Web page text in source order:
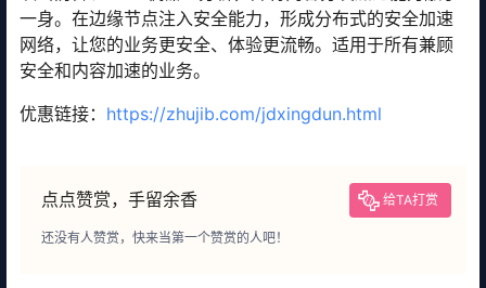
一身。在边缘节点注入安全能力，形成分布式的安全加速
网络，让您的业务更安全、体验更流畅。适用于所有兼顾
安全和内容加速的业务。
优惠链接： https://zhujib.com/jdxingdun.html
点点赞赏，手留余香 给TA打赏
还没有人赞赏，快来当第一个赞赏的人吧！